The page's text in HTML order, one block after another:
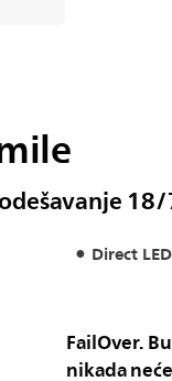
Direct
FailOver.
nikada